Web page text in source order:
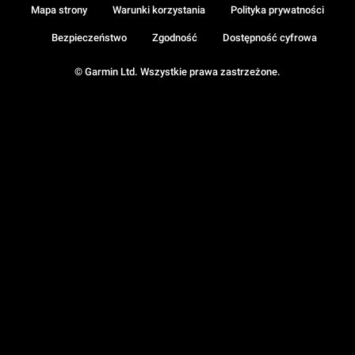
© Garmin Ltd. Wszystkie prawa zastrzeżone.
Mapa strony Warunki korzystania Polityka prywatności
Bezpieczeństwo Zgodność Dostępność cyfrowa